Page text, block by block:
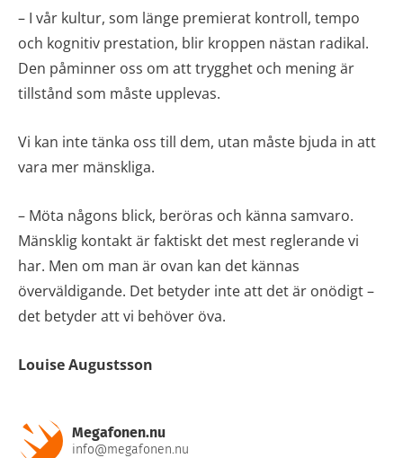
– I vår kultur, som länge premierat kontroll, tempo
och kognitiv prestation, blir kroppen nästan radikal.
Den påminner oss om att trygghet och mening är
tillstånd som måste upplevas.
Vi kan inte tänka oss till dem, utan måste bjuda in att
vara mer mänskliga.
– Möta någons blick, beröras och känna samvaro.
Mänsklig kontakt är faktiskt det mest reglerande vi
har. Men om man är ovan kan det kännas
överväldigande. Det betyder inte att det är onödigt –
det betyder att vi behöver öva.
Louise Augustsson
Megafonen.nu
info@megafonen.nu